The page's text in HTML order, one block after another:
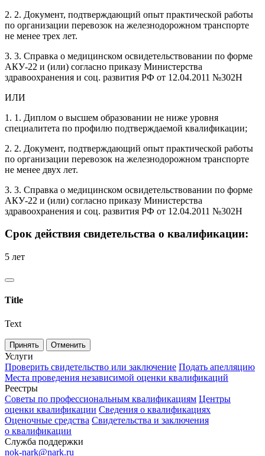
2. 2. Документ, подтверждающий опыт практической работы
по организации перевозок на железнодорожном транспорте
не менее трех лет.
3. 3. Справка о медицинском освидетельствовании по форме
АКУ-22 и (или) согласно приказу Министерства
здравоохранения и соц. развития РФ от 12.04.2011 №302Н
ИЛИ
1. 1. Диплом о высшем образовании не ниже уровня
специалитета по профилю подтверждаемой квалификации;
2. 2. Документ, подтверждающий опыт практической работы
по организации перевозок на железнодорожном транспорте
не менее двух лет.
3. 3. Справка о медицинском освидетельствовании по форме
АКУ-22 и (или) согласно приказу Министерства
здравоохранения и соц. развития РФ от 12.04.2011 №302Н
Срок действия свидетельства о квалификации:
5 лет
Title
Text
Принять Отменить
Услуги
Проверить свидетельство или заключение Подать апелляцию
Места проведения независимой оценки квалификаций
Реестры
Советы по профессиональным квалификациям Центры
оценки квалификации Сведения о квалификациях
Оценочные средства Свидетельства и заключения
о квалификации
Служба поддержки
nok-nark@nark.ru